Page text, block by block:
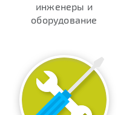
инженеры и
оборудование